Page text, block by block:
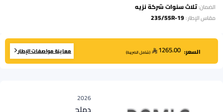
الضمان:ثلاث سنوات شركة نزيه
مقاس الإطار:
235/55R-19
السعر: 1265.00
(شامل الضريبة) معاينة مواصفات الإطار
2026